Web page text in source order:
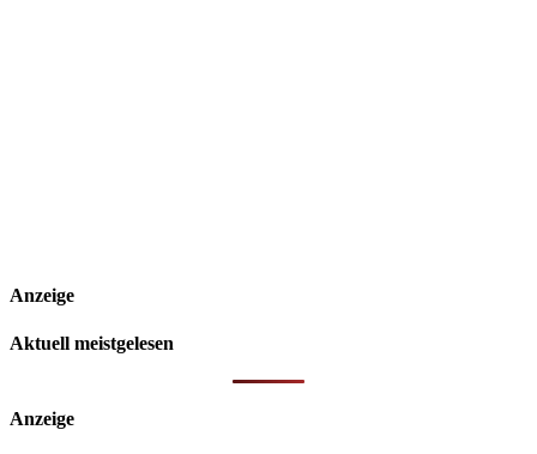
Anzeige
Aktuell meistgelesen
Anzeige